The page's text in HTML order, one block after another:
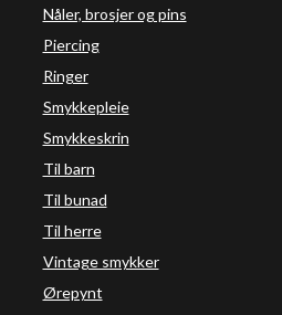
Nåler, brosjer og pins
Piercing
Ringer
Smykkepleie
Smykkeskrin
Til barn
Til bunad
Til herre
Vintage smykker
Ørepynt